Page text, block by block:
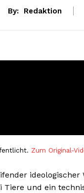
By: Redaktion
Zum Original-
ideologischer
Tiere und ein